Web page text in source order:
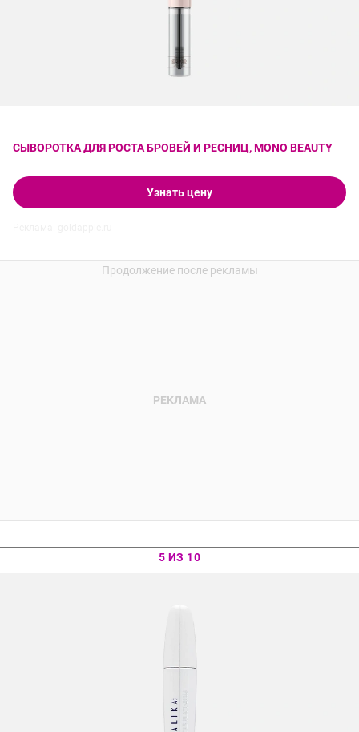
СЫВОРОТКА ДЛЯ РОСТА БРОВЕЙ И РЕСНИЦ, MONO BEAUTY
Узнать цену
5 ИЗ 10